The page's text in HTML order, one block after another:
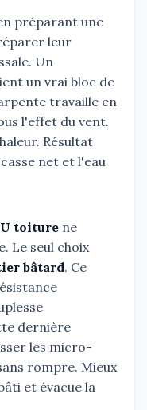
préparant une
leur
Un
un vrai bloc de
travaille en
l'effet du vent.
Résultat
net et l'eau
toiture ne
Le seul choix
bâtard. Ce
dernière
les micro-
rompre. Mieux
et évacue la